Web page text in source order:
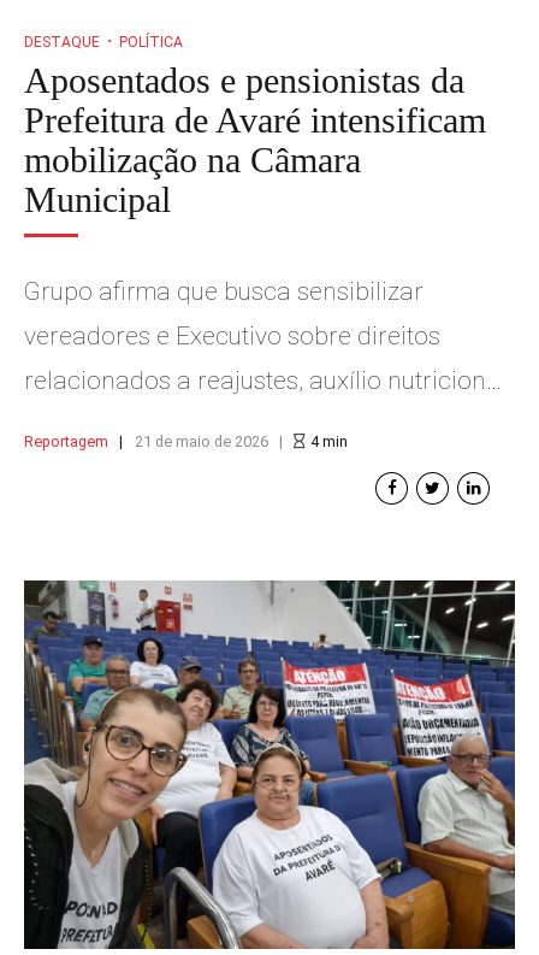
DESTAQUE POLÍTICA
Aposentados e pensionistas da
Prefeitura de Avaré intensificam
mobilização na Câmara
Municipal
Grupo afirma que busca sensibilizar
vereadores e Executivo sobre direitos
relacionados a reajustes, auxílio nutricional
Reportagem 21 de maio de 2026 4min